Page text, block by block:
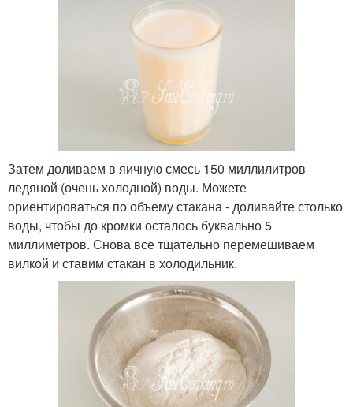
Затем доливаем в яичную смесь 150 миллилитров
ледяной (очень холодной) воды. Можете
ориентироваться по объему стакана - доливайте столько
воды, чтобы до кромки осталось буквально 5
миллиметров. Снова все тщательно перемешиваем
вилкой и ставим стакан в холодильник.